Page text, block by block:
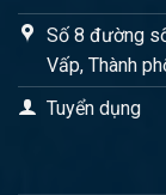
Số 8 đường
Vấp, Thành
Tuyển dụng